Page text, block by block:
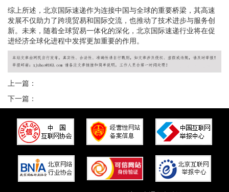
综上所述，北京国际速递作为连接中国与全球的重要桥梁，其高速
发展不仅助力了跨境贸易和国际交流，也推动了技术进步与服务创
新。未来，随着全球贸易一体化的深化，北京国际速递行业将在促
进经济全球化进程中发挥更加重要的作用。
上一篇：
下一篇：